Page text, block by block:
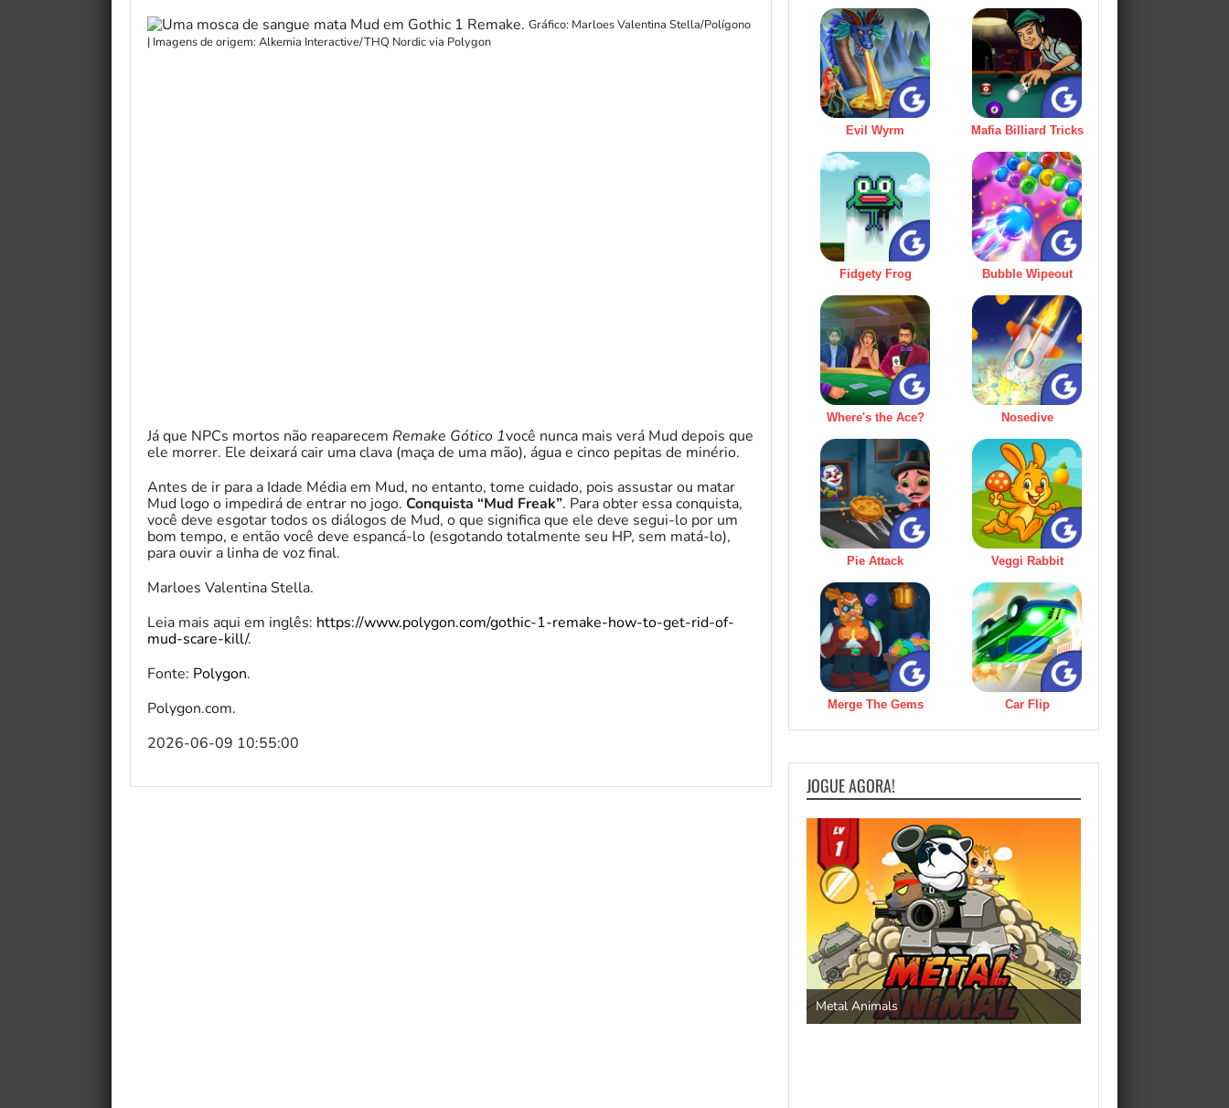
Gráfico: Marloes Valentina Stella/Polígono
| Imagens de origem: Alkemia Interactive/THQ Nordic via Polygon
Já que NPCs mortos não reaparecem Remake Gótico 1você nunca mais verá Mud depois que
ele morrer. Ele deixará cair uma clava (maça de uma mão), água e cinco pepitas de minério.
Antes de ir para a Idade Média em Mud, no entanto, tome cuidado, pois assustar ou matar
Mud logo o impedirá de entrar no jogo. Conquista “Mud Freak”. Para obter essa conquista,
você deve esgotar todos os diálogos de Mud, o que significa que ele deve segui-lo por um
bom tempo, e então você deve espancá-lo (esgotando totalmente seu HP, sem matá-lo),
para ouvir a linha de voz final.
Marloes Valentina Stella.
Leia mais aqui em inglês: https://www.polygon.com/gothic-1-remake-how-to-get-rid-of-
mud-scare-kill/.
Fonte: Polygon.
Polygon.com.
2026-06-09 10:55:00
Evil Wyrm Mafia Billiard Tricks
Fidgety Frog Bubble Wipeout
Where's the Ace? Nosedive
Pie Attack Veggi Rabbit
Merge The Gems Car Flip
JOGUE AGORA!
Metal Animals